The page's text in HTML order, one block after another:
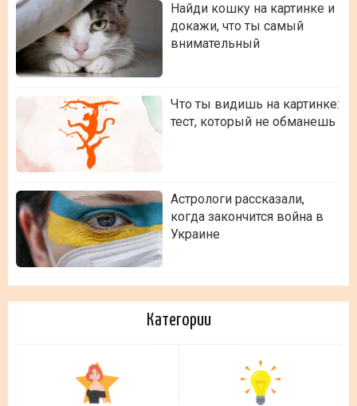
Найди кошку на картинке и
докажи, что ты самый
внимательный
Что ты видишь на картинке:
тест, который не обманешь
Астрологи рассказали,
когда закончится война в
Украине
Категории